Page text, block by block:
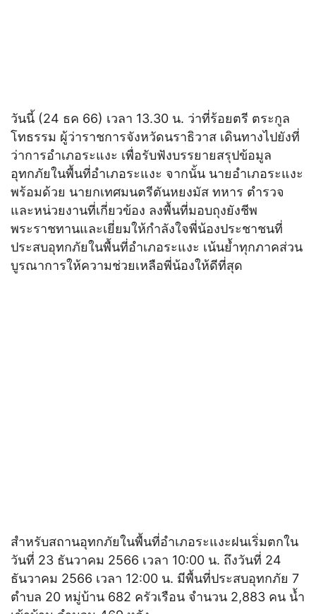
วันนี้ (24 ธค 66) เวลา 13.30 น. ว่าที่ร้อยตรี ตระกูล
โทธรรม ผู้ว่าราชการจังหวัดนราธิวาส เดินทางไปยังที่
ว่าการอำเภอระแงะ เพื่อรับฟังบรรยายสรุปข้อมูล
อุทกภัยในพื้นที่อำเภอระแงะ จากนั้น นายอำเภอระแงะ
พร้อมด้วย นายกเทศมนตรีตันหยงมัส ทหาร ตำรวจ
และหน่วยงานที่เกี่ยวข้อง ลงพื้นที่มอบถุงยังชีพ
พระราชทานและเยี่ยมให้กำลังใจพี่น้องประชาชนที่
ประสบอุทกภัยในพื้นที่อำเภอระแงะ เน้นย้ำทุกภาคส่วน
บูรณาการให้ความช่วยเหลือพี่น้องให้ดีที่สุด
สำหรับสถานอุทกภัยในพื้นที่อำเภอระแงะฝนเริ่มตกใน
วันที่ 23 ธันวาคม 2566 เวลา 10:00 น. ถึงวันที่ 24
ธันวาคม 2566 เวลา 12:00 น. มีพื้นที่ประสบอุทกภัย 7
ตำบล 20 หมู่บ้าน 682 ครัวเรือน จำนวน 2,883 คน น้ำ